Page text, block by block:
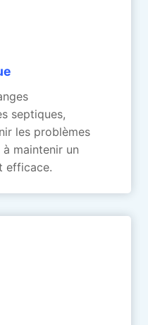
septiques,
les problèmes
à maintenir un
efficace.